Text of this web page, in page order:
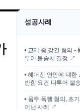
성공사례
• 교제 중 강간 혐의 -
투어 불송치 결정 ↗
• 헤어진 연인에 대한
반함 요건 다투어 불
• 음주 폭행 혐의, 초
어낸 사례
↗